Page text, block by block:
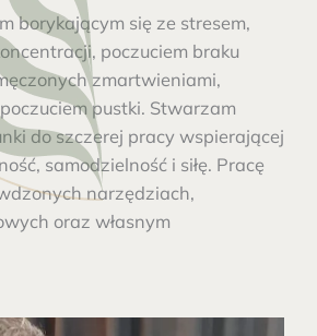
borykającym się ze stresem,
poczuciem braku
zmartwieniami,
pustki. Stwarzam
do szczerej pracy wspierającej
samodzielność i siłę. Pracę
narzędziach,
oraz własnym